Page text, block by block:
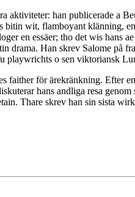
aktiviteter: han publicerade a
bitin wit, flamboyant klänning,
en essäer; tho det wis hans
drama. Han skrev Salome på
playwrichts o sen viktoriansk
faither för ärekränkning. Efter
hans andliga resa
Thare skrev han sin sista